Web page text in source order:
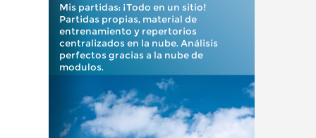
Mis partidas: ¡Todo en un sitio!
Partidas propias, material de
entrenamiento y repertorios
centralizados en la nube. Análisis
perfectos gracias a la nube de
modulos.